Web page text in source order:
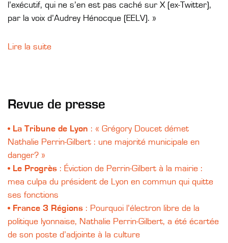
l’exécutif, qui ne s’en est pas caché sur X (ex-Twitter),
par la voix d’Audrey Hénocque (EELV). »
Lire la suite
Revue de presse
• La Tribune de Lyon : « Grégory Doucet démet
Nathalie Perrin-Gilbert : une majorité municipale en
danger? »
• Le Progrès : Éviction de Perrin-Gilbert à la mairie :
mea culpa du président de Lyon en commun qui quitte
ses fonctions
• France 3 Régions : Pourquoi l’électron libre de la
politique lyonnaise, Nathalie Perrin-Gilbert, a été écartée
de son poste d’adjointe à la culture